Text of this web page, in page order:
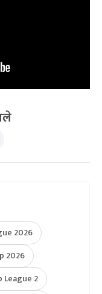
2026
2026
League 2